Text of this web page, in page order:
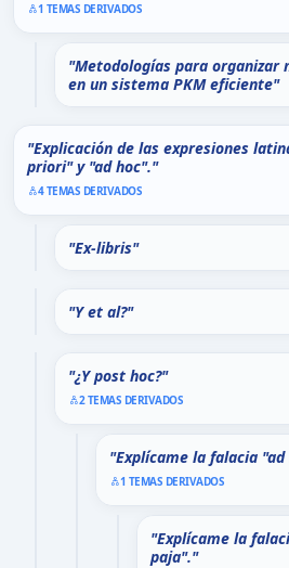
1 TEMAS DERIVADOS
"Metodologías para organizar
en un sistema PKM eficiente"
"Explicación de las expresiones
priori" y "ad hoc"."
4 TEMAS DERIVADOS
"Ex-libris"
"Y et al?"
"¿Y post hoc?"
2 TEMAS DERIVADOS
"Explícame la falacia
1 TEMAS DERIVADOS
"Explícame la
paja"."